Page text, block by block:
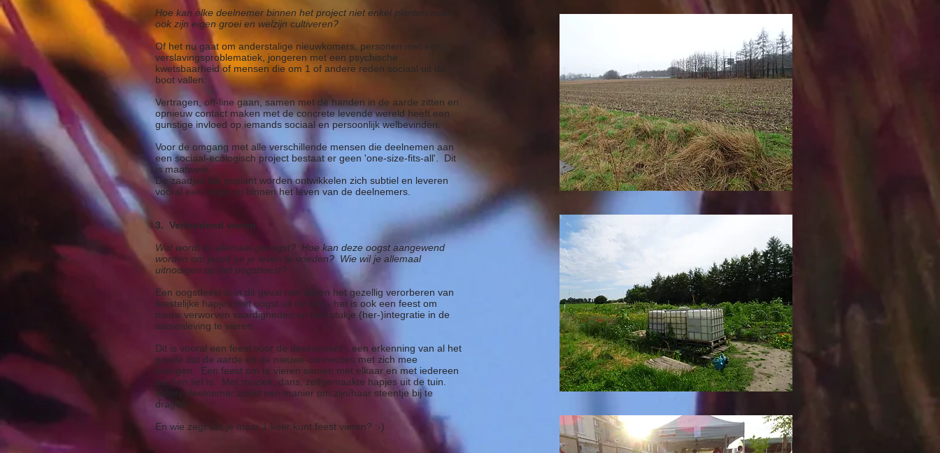
Hoe kan elke deelnemer binnen het project niet enkel planten maar
ook zijn eigen groei en welzijn cultiveren?
Of het nu gaat om anderstalige nieuwkomers, personen met een
verslavingsproblematiek, jongeren met een psychische
kwetsbaarheid of mensen die om 1 of andere reden sociaal uit de
boot vallen:
Vertragen, off-line gaan, samenmet de handen in de aarde zitten en
opnieuw contact maken met de concrete levende wereld heeft een
gunstigeinvloed op iemands sociaal en persoonlijk welbevinden.
Voor de omgang met alle verschillende mensen die deelnemen aan
een sociaal-ecologisch project bestaat er geen 'one-size-fits-all'. Dit
is maatwerk.
De zaadjes die geplant worden ontwikkelen zich subtiel en leveren
vooral een oogst op binnen het leven van de deelnemers.
3. Verbindend vieren
Wat wordt er allemaal geoogst? Hoe kan deze oogst aangewend
worden om jezelf en je leven te voeden? Wie wil je allemaal
uitnodigen op het oogstfeest?
Een oogstfeest is in dit geval niet alleen het gezellig verorberen van
feestelijke hapjes met oogst uit de tuin - het is ook een feest om
nieuw verworven vaardigheden en een stukje (her-)integratie in de
samenleving te vieren.
Dit is vooral een feest voor de deelnemers - een erkenning van al het
goede dat de aarde en de nieuwe connecties met zich mee
brengen. Een feest om te vieren samen met elkaar en met iedereen
die hen lief is. Met muziek, dans, zelfgemaakte hapjes uit de tuin.
Iedere deelnemer zoekt een manier om zijn/haar steentje bij te
dragen.
En wie zegt dat je maar 1 keer kunt feest vieren? :-)